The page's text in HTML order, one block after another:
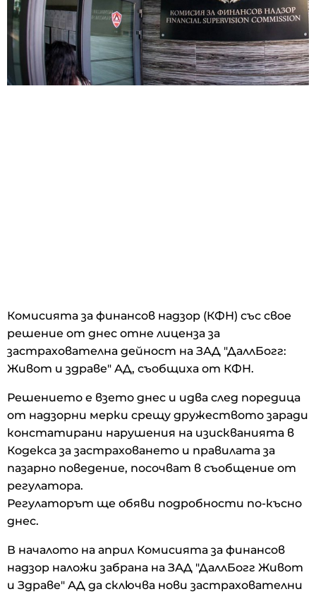
Комисията за финансов надзор (КФН) със свое
решение от днес отне лиценза за
застрахователна дейност на ЗАД "ДаллБогг:
Живот и здраве" АД, съобщиха от КФН.
Решението е взето днес и идва след поредица
от надзорни мерки срещу дружеството заради
констатирани нарушения на изискванията в
Кодекса за застраховането и правилата за
пазарно поведение, посочват в съобщение от
регулатора.
Регулаторът ще обяви подробности по-късно
днес.
В началото на април Комисията за финансов
надзор наложи забрана на ЗАД "ДаллБогг Живот
и Здраве" АД да сключва нови застрахователни